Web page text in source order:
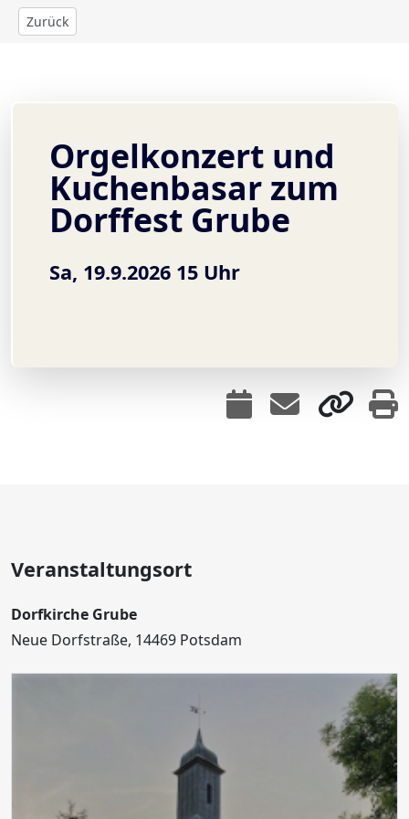
Zurück
Orgelkonzert und
Kuchenbasar zum
Dorffest Grube
Sa, 19.9.2026 15 Uhr
Veranstaltungsort
Dorfkirche Grube
Neue Dorfstraße, 14469 Potsdam